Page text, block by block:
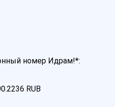
номер Идрам!*:
RUB